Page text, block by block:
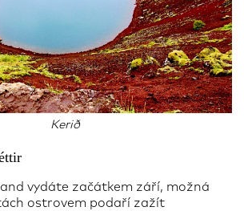
Kerið
vydáte začátkem září, možná
ostrovem podaří zažít